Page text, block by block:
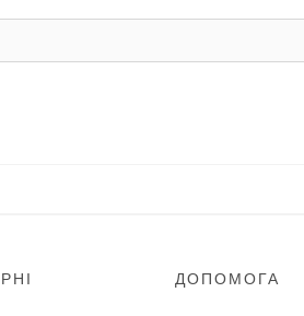
ДОПОМОГА